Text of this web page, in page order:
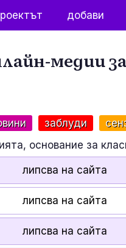
добави
медии
заблуди
основание за
липсва на сайта
липсва на сайта
липсва на сайта